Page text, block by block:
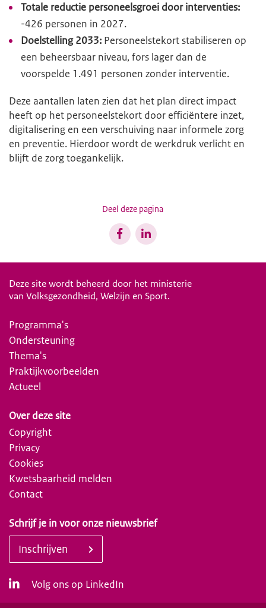
Totale reductie personeelsgroei door interventies:
-426 personen in 2027.
Doelstelling 2033: Personeelstekort stabiliseren op
een beheersbaar niveau, fors lager dan de
voorspelde 1.491 personen zonder interventie.
Deze aantallen laten zien dat het plan direct impact
heeft op het personeelstekort door efficiëntere inzet,
digitalisering en een verschuiving naar informele zorg
en preventie. Hierdoor wordt de werkdruk verlicht en
blijft de zorg toegankelijk.
Deel deze pagina
Deze site wordt beheerd door het ministerie
van Volksgezondheid, Welzijn en Sport.
Programma's
Ondersteuning
Thema's
Praktijkvoorbeelden
Actueel
Over deze site
Copyright
Privacy
Cookies
Kwetsbaarheid melden
Contact
Volg ons op LinkedIn
Schrijf je in voor onze nieuwsbrief
Inschrijven